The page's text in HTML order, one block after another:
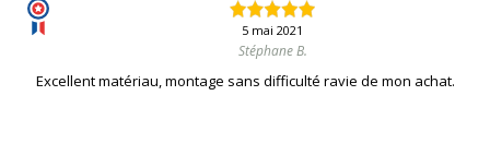
5 mai 2021
Stéphane B.
Excellent matériau, montage sans difficulté ravie de mon achat.